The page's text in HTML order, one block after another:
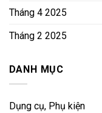
Tháng 4 2025
Tháng 2 2025
DANH MỤC
Dụng cụ, Phụ kiện